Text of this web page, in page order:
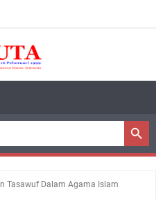
Tasawuf Dalam Agama Islam